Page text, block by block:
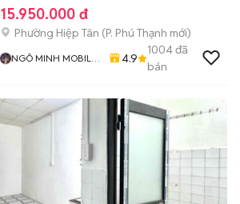
15.950.000 đ
Phường Hiệp Tân (P. Phú Thạnh mới)
NGÔ MINH MOBILE
4.9
1004đã
bán